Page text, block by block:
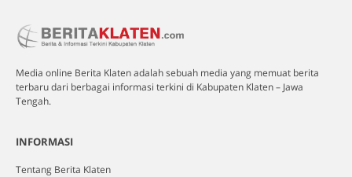
Media online Berita Klaten adalah sebuah media yang memuat berita
terbaru dari berbagai informasi terkini di Kabupaten Klaten – Jawa
Tengah.
INFORMASI
Tentang Berita Klaten